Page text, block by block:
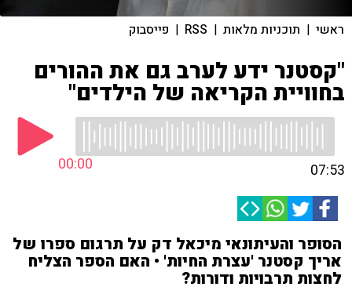
ראשי | תוכניות מלאות |
RSS
| פייסבוק
"קסטנר ידע לערב גם את ההורים
בחוויית הקריאה של הילדים"
00:00 07:53
הסופר והעיתונאי מיכאל דק על תרגום ספרו של
אריך קסטנר 'עצרת החיות' • האם הספר הצליח
לחצות תרבויות ודורות?